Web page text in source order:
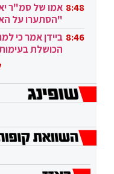
8:48 אמו של סמ"ר
"הסתערו על
ובגבורה" 8:46 ביידן אמר כי
הכושלת